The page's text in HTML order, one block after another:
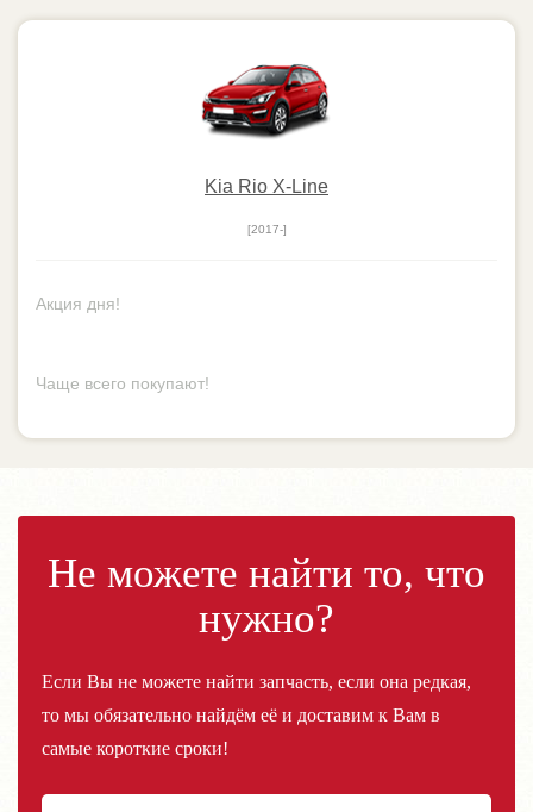
Kia Rio X-Line
[2017-]
Не можете найти то, что
нужно?
Если Вы не можете найти запчасть, если она редкая,
то мы обязательно найдём её и доставим к Вам в
самые короткие сроки!